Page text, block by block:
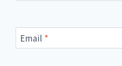
Email *